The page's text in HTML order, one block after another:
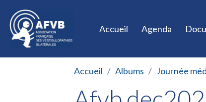
Accueil Agenda
Accueil Albums Journée